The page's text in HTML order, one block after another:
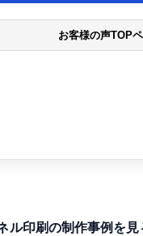
お客様の声TOP
ル印刷の制作事例を見